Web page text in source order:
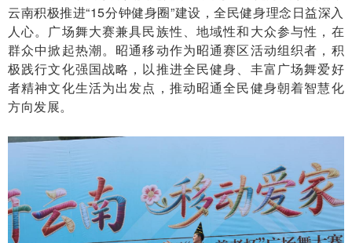
云南积极推进“15分钟健身圈”建设，全民健身理念日益深入
人心。广场舞大赛兼具民族性、地域性和大众参与性，在
群众中掀起热潮。昭通移动作为昭通赛区活动组织者，积
极践行文化强国战略，以推进全民健身、丰富广场舞爱好
者精神文化生活为出发点，推动昭通全民健身朝着智慧化
方向发展。